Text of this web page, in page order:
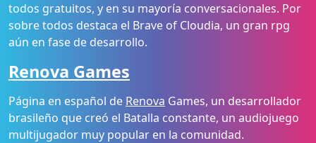
todos gratuitos, y en su mayoría conversacionales. Por
sobre todos destaca el Brave of Cloudia, un gran rpg
aún en fase de desarrollo.
Renova Games
Página en español de Renova Games, un desarrollador
brasileño que creó el Batalla constante, un audiojuego
multijugador muy popular en la comunidad.